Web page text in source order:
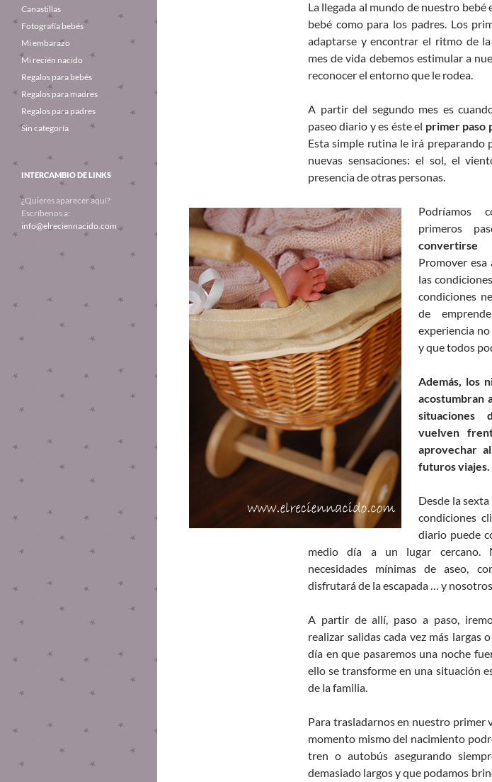
La llegada al mundo de nuestro bebé
bebé como para los padres. Los
adaptarse y encontrar el ritmo de
mes de vida debemos estimular a
reconocer el entorno que le rodea.
A partir del segundo mes es
paseo diario y es éste el primer paso
Esta simple rutina le irá preparando
nuevas sensaciones: el sol, el
presencia de otras personas.
Podríamos
primeros
Promover
las
condiciones
de
experiencia
y que todos
Además, los
acostumbran
situaciones
vuelven
aprovechar
futuros viajes.
Desde la
condiciones
diario puede
medio día a un lugar cercano.
necesidades mínimas de aseo,
disfrutará de la escapada … y
A partir de allí, paso a paso,
realizar salidas cada vez más largas
día en que pasaremos una noche
ello se transforme en una situación
de la familia.
Para trasladarnos en nuestro primer
momento mismo del nacimiento
tren o autobús asegurando
demasiado largos y que podamos
Canastillas
Fotografía bebés
Mi embarazo
Mi recién nacido
Regalos para bebés
Regalos para madres
Regalos para padres
Sin categoría
INTERCAMBIO DE LINKS
¿Quieres aparecer aquí?
Escríbenos a:
info@elreciennacido.com